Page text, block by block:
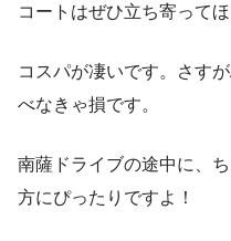
コートはぜひ立ち寄って
コスパが凄いです。さす
べなきゃ損です。
南薩ドライブの途中に、
方にぴったりですよ！